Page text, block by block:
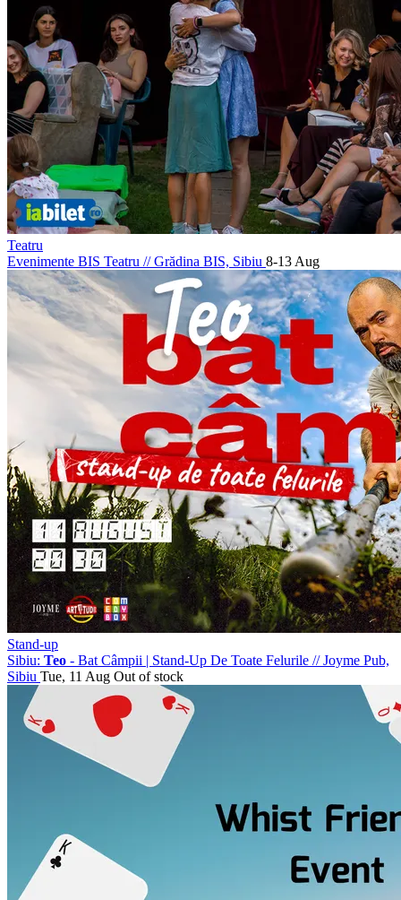
Teatru
Evenimente BIS Teatru //Grădina BIS, Sibiu 8-13 Aug
Stand-up
Sibiu: Teo - Bat Câmpii | Stand-Up De Toate Felurile //Joyme Pub,
Sibiu Tue, 11 Aug Out of stock